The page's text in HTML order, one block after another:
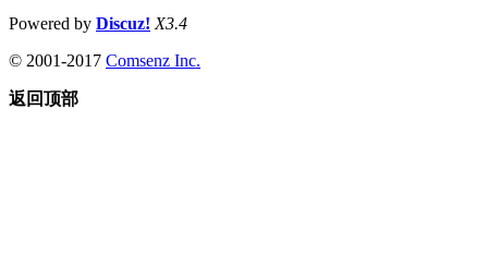
Powered by Discuz! X3.4
© 2001-2017 Comsenz Inc.
返回顶部